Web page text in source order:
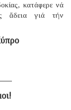
κατάφερε νά
ἄδεια γιά τήν